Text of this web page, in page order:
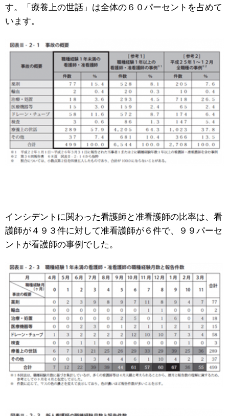
す。「療養上の世話」は全体の６０パーセントを占めて
います。
インシデントに関わった看護師と准看護師の比率は、看
護師が４９３件に対して准看護師が６件で、９９パーセ
ントが看護師の事例でした。